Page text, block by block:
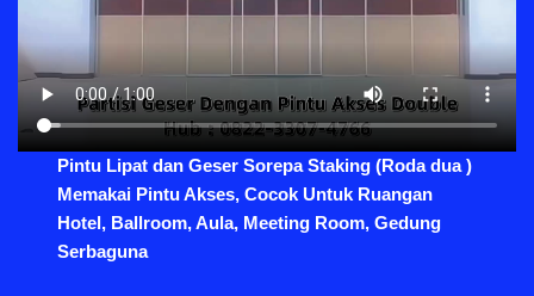
Pintu Lipat dan Geser Sorepa Staking (Roda dua )
Memakai Pintu Akses, Cocok Untuk Ruangan
Hotel, Ballroom, Aula, Meeting Room, Gedung
Serbaguna